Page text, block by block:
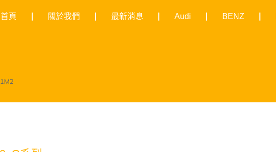
首頁 關於我們 最新消息 Audi BENZ